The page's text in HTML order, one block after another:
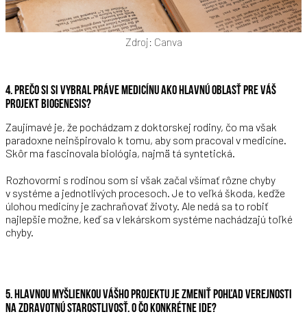
Zdroj: Canva
4. PREČO SI SI VYBRAL PRÁVE MEDICÍNU AKO HLAVNÚ OBLASŤ PRE VÁŠ
PROJEKT BIOGENESIS?
Zaujímavé je, že pochádzam z doktorskej rodiny, čo ma však
paradoxne neinšpirovalo k tomu, aby som pracoval v medicíne.
Skôr ma fascinovala biológia, najmä tá syntetická.
Rozhovormi s rodinou som si však začal všímať rôzne chyby
v systéme a jednotlivých procesoch. Je to veľká škoda, keďže
úlohou medicíny je zachraňovať životy. Ale nedá sa to robiť
najlepšie možne, keď sa v lekárskom systéme nachádzajú toľké
chyby.
5. HLAVNOU MYŠLIENKOU VÁŠHO PROJEKTU JE ZMENIŤ POHĽAD VEREJNOSTI
NA ZDRAVOTNÚ STAROSTLIVOSŤ. O ČO KONKRÉTNE IDE?